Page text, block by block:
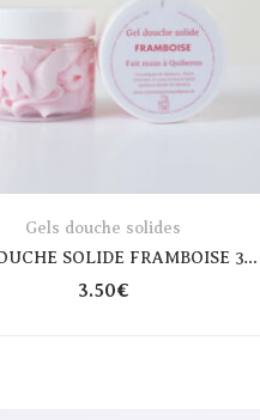
Gels douche solides
GEL DOUCHE SOLIDE FRAMBOISE 30GR
3.50€